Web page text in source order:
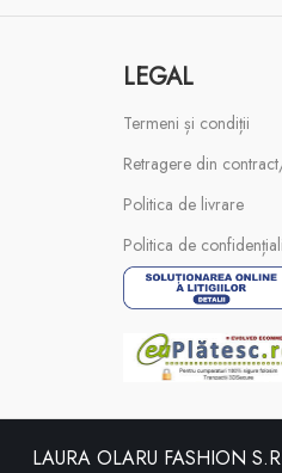
LEGAL
Termeni și condiții
Retragere din
Politica de livrare
Politica de
LAURA OLARU FASHION